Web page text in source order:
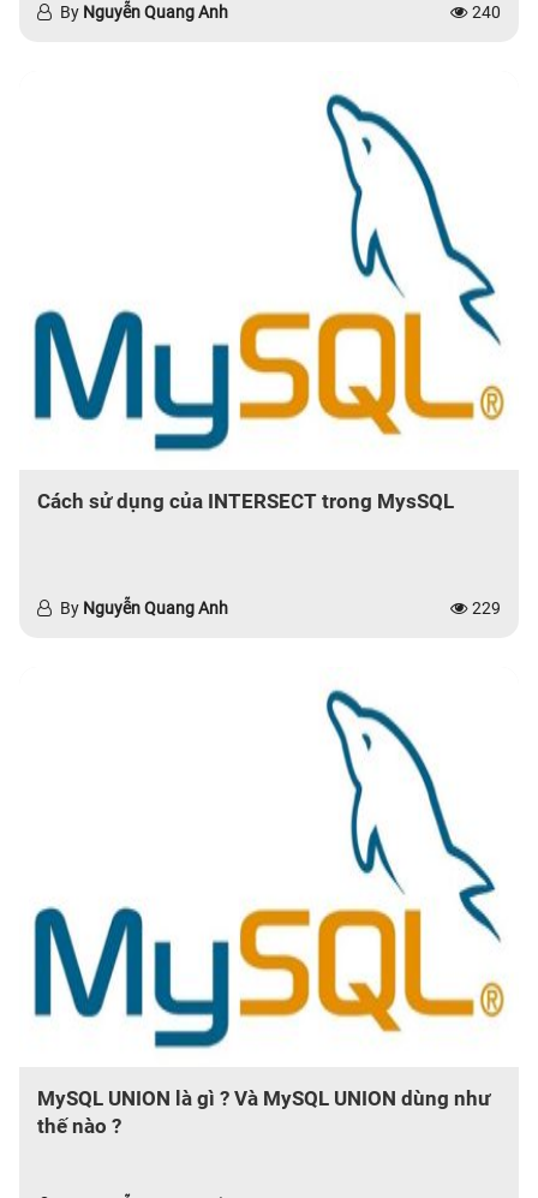
By Nguyễn Quang Anh 240
Cách sử dụng của INTERSECT trong MysSQL
By Nguyễn Quang Anh 229
MySQL UNION là gì ? Và MySQL UNION dùng như
thế nào ?